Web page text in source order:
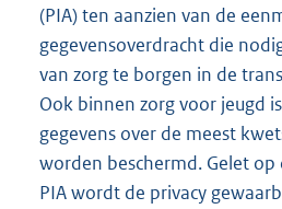
(PIA) ten aanzien van de
gegevensoverdracht die
van zorg te borgen in de
Ook binnen zorg voor jeugd
gegevens over de meest
worden beschermd. Gelet
PIA wordt de privacy